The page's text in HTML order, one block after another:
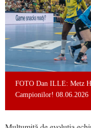
FOTO Dan ILLE: Metz
Campionilor! 08.06.2026